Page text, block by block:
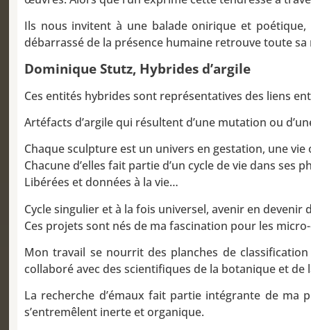
Ils nous invitent à une balade onirique et
débarrassé de la présence humaine retrouve toute
Dominique Stutz, Hybrides d’argile
Ces entités hybrides sont représentatives des liens
Artéfacts d’argile qui résultent d’une mutation ou
Chaque sculpture est un univers en gestation, une
Chacune d’elles fait partie d’un cycle de vie dans
Libérées et données à la vie…
Cycle singulier et à la fois universel, avenir en
Ces projets sont nés de ma fascination pour les
Mon travail se nourrit des planches de
collaboré avec des scientifiques de la botanique et
La recherche d’émaux fait partie intégrante de ma
s’entremêlent inerte et organique.